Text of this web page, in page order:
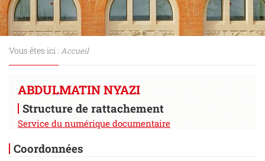
Vous êtes ici : Accueil
ABDULMATIN NYAZI
Structure de rattachement
Service du numérique documentaire
Coordonnées